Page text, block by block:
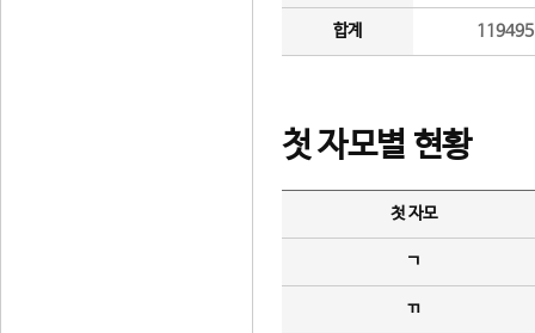
합계
첫 자모별 현황
첫 자모
ㄱ
ㄲ